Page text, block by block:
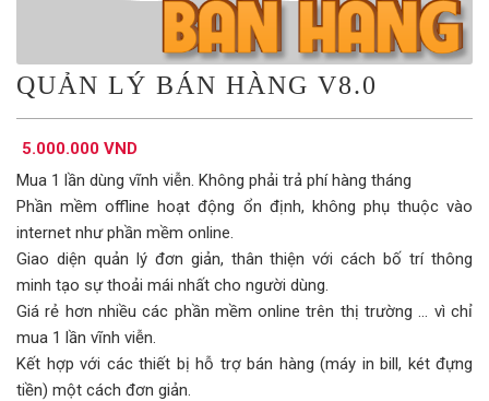
QUẢN LÝ BÁN HÀNG V8.0
5.000.000 VND
Mua 1 lần dùng vĩnh viễn. Không phải trả phí hàng tháng
Phần mềm offline hoạt động ổn định, không phụ thuộc vào
internet như phần mềm online.
Giao diện quản lý đơn giản, thân thiện với cách bố trí thông
minh tạo sự thoải mái nhất cho người dùng.
Giá rẻ hơn nhiều các phần mềm online trên thị trường ... vì chỉ
mua 1 lần vĩnh viễn.
Kết hợp với các thiết bị hỗ trợ bán hàng (máy in bill, két đựng
tiền) một cách đơn giản.